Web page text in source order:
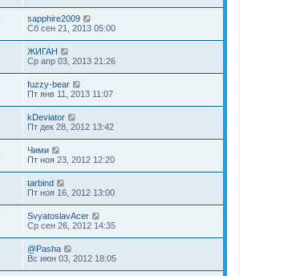
sapphire2009
Сб сен 21, 2013 05:00
ЖИГАН
Ср апр 03, 2013 21:26
fuzzy-bear
Пт янв 11, 2013 11:07
kDeviator
Пт дек 28, 2012 13:42
Чими
Пт ноя 23, 2012 12:20
tarbind
Пт ноя 16, 2012 13:00
SvyatoslavAcer
Ср сен 26, 2012 14:35
@Pasha
Вс июн 03, 2012 18:05